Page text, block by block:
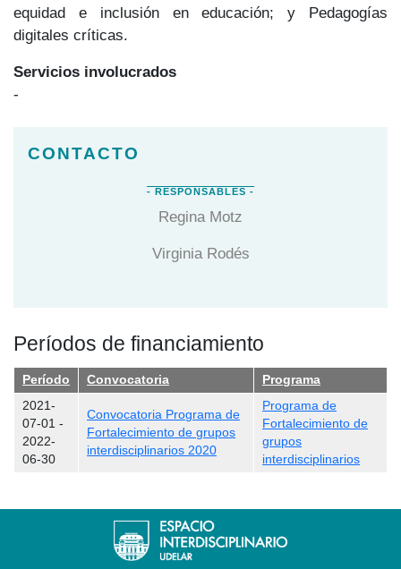
equidad e inclusión en educación; y Pedagogías
digitales críticas.
Servicios involucrados
-
Regina Motz
Virginia Rodés
Períodos de financiamiento
Período Convocatoria
Programa
2021-
07-01 -
2022-
06-30
Convocatoria Programa de
Fortalecimiento de grupos
interdisciplinarios 2020
Programa de
Fortalecimiento de
grupos
interdisciplinarios